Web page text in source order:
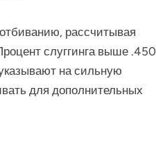
рассчитывая
слуггинга выше .450
на сильную
для дополнительных